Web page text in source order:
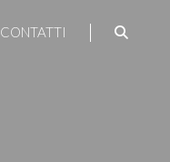
CONTATTI